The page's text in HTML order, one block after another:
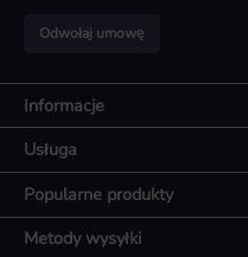
Odwołaj umowę
Informacje
Usługa
Popularne produkty
Metody wysyłki